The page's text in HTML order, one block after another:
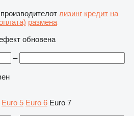
лизинг кредит на
размена
обновена
–
Euro 5 Euro 6 Euro 7